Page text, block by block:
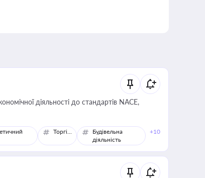
діяльності до стандартів NACE,
Торгівля
Будівельна
діяльність
+10